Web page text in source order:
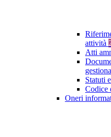
attività
Atti
Statuti
Codice
Oneri